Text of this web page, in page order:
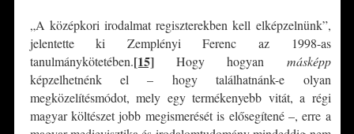
„A középkori irodalmat regiszterekben kell elképzelnünk”,
jelentette ki Zemplényi Ferenc az 1998-as
tanulmánykötetében.[15]Hogy hogyan másképp
képzelhetnénk el – hogy találhatnánk-e olyan
megközelítésmódot, mely egy termékenyebb vitát, a régi
magyar költészet jobb megismerését is elősegítené –, erre a